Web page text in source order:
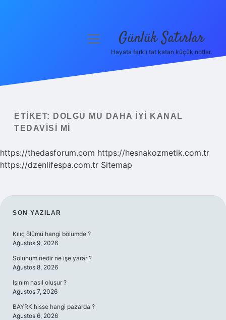
Yasal Uyarı
menüyü Günlük Satırlar
Hayata farklı tat katan küçük notlar.
ETIKET:
DOLGU MU DAHA IYI KANAL
TEDAVISI MI
https://thedasforum.com https://hesnakozmetik.com.tr
https://dzenlifespa.com.tr Sitemap
SIDEBAR
SON YAZILAR
Kılıç ölümü hangi bölümde ?
Ağustos 9, 2026
Solunum nedir ne işe yarar ?
Ağustos 8, 2026
Işınım nasıl oluşur ?
Ağustos 7, 2026
BAYRK hisse hangi pazarda ?
Ağustos 6, 2026